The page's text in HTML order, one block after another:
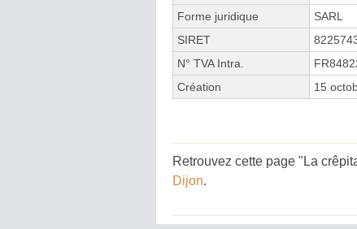
Forme juridique
SARL
SIRET
N° TVA Intra.
Création
15
Retrouvez cette page "La
Dijon.